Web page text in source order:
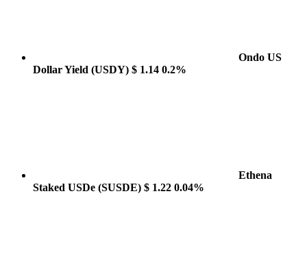
Ondo US
Dollar Yield (USDY) $ 1.14 0.2%
Ethena
Staked USDe (SUSDE) $ 1.22 0.04%